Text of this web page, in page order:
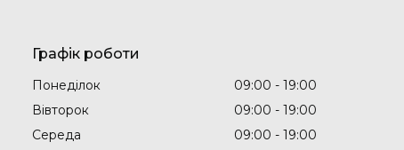
Графік роботи
Понеділок 09:00
19:00
Вівторок
09:00
19:00
Середа
09:00
19:00